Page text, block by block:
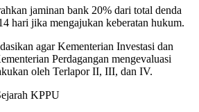
jaminan bank 20% dari total denda
hari jika mengajukan keberatan hukum.
agar Kementerian Investasi dan
Perdagangan mengevaluasi
oleh Terlapor II, III, dan IV.
KPPU